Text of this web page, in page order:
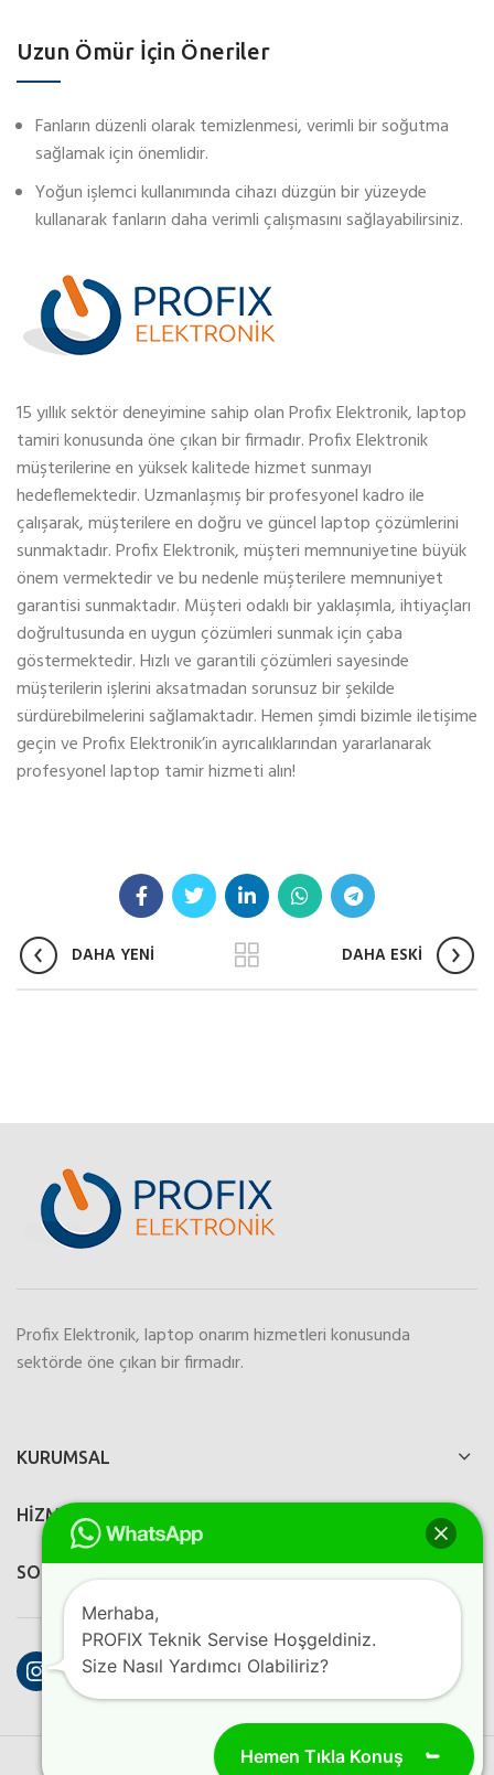
Uzun Ömür İçin Öneriler
Fanların düzenli olarak temizlenmesi, verimli bir soğutma
sağlamak için önemlidir.
Yoğun işlemci kullanımında cihazı düzgün bir yüzeyde
kullanarak fanların daha verimli çalışmasını sağlayabilirsiniz.
15 yıllık sektör deneyimine sahip olan Profix Elektronik, laptop
tamiri konusunda öne çıkan bir firmadır. Profix Elektronik
müşterilerine en yüksek kalitede hizmet sunmayı
hedeflemektedir. Uzmanlaşmış bir profesyonel kadro ile
çalışarak, müşterilere en doğru ve güncel laptop çözümlerini
sunmaktadır. Profix Elektronik, müşteri memnuniyetine büyük
önem vermektedir ve bu nedenle müşterilere memnuniyet
garantisi sunmaktadır. Müşteri odaklı bir yaklaşımla, ihtiyaçları
doğrultusunda en uygun çözümleri sunmak için çaba
göstermektedir. Hızlı ve garantili çözümleri sayesinde
müşterilerin işlerini aksatmadan sorunsuz bir şekilde
sürdürebilmelerini sağlamaktadır. Hemen şimdi bizimle iletişime
geçin ve Profix Elektronik’in ayrıcalıklarından yararlanarak
profesyonel laptop tamir hizmeti alın!
DAHA YENİ DAHA ESKİ
Profix Elektronik, laptop onarım hizmetleri konusunda
sektörde öne çıkan bir firmadır.
KURUMSAL
HİZMETLERİMİZ
SOSYAL MEDYA
Instagram
Facebook
YouTube
2023 Perfection Dijital AjansKreatif
Hemen Tıkla Konuş
Merhaba,
PROFIX Teknik Servise Hoşgeldiniz.
Size Nasıl Yardımcı Olabiliriz?